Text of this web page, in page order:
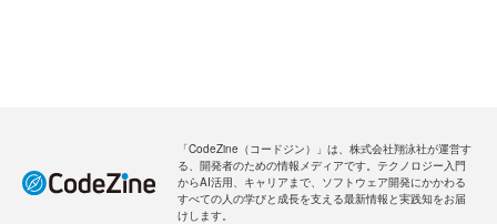
「CodeZine（コードジン）」は、株式会社翔泳社が運営す
る、開発者のための情報メディアです。テクノロジー入門
からAI活用、キャリアまで、ソフトウェア開発にかかわる
すべての人の学びと成長を支える最新情報と実践知をお届
けします。